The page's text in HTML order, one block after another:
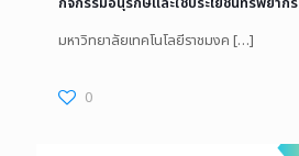
มหาวิทยาลัยเทคโนโลยีราชมงค […]
0